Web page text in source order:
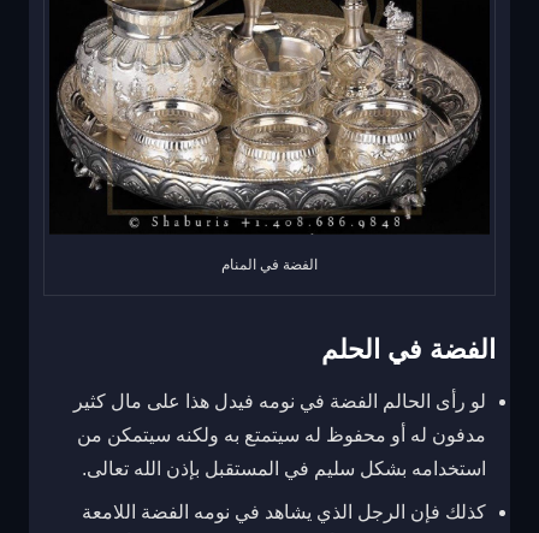
الفضة في المنام
الفضة في الحلم
لو رأى الحالم الفضة في نومه فيدل هذا على مال كثير
مدفون له أو محفوظ له سيتمتع به ولكنه سيتمكن من
استخدامه بشكل سليم في المستقبل بإذن الله تعالى.
كذلك فإن الرجل الذي يشاهد في نومه الفضة اللامعة